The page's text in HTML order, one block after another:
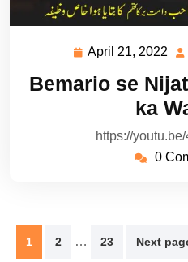
April 21, 2022
Bemario se
ka
https://
0
Posts
1 2 … 23 Next